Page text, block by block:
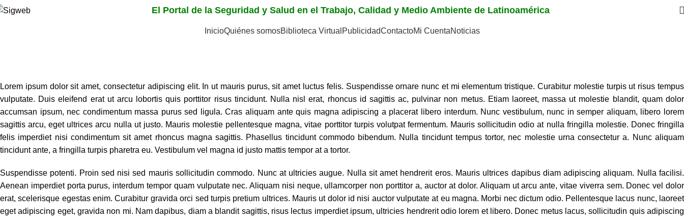
El Portal de la Seguridad y Salud en el Trabajo, Calidad y Medio Ambiente de Latinoamérica
InicioQuiénes somosBiblioteca Virtual PublicidadContactoMi CuentaNoticias
Lorem ipsum dolor sit amet, consectetur adipiscing elit. In ut mauris purus, sit amet luctus felis. Suspendisse ornare nunc et mi elementum tristique. Curabitur molestie turpis ut risus tempus
vulputate. Duis eleifend erat ut arcu lobortis quis porttitor risus tincidunt. Nulla nisl erat, rhoncus id sagittis ac, pulvinar non metus. Etiam laoreet, massa ut molestie blandit, quam dolor
accumsan ipsum, nec condimentum massa purus sed ligula. Cras aliquam ante quis magna adipiscing a placerat libero interdum. Nunc vestibulum, nunc in semper aliquam, libero lorem
sagittis arcu, eget ultrices arcu nulla ut justo. Mauris molestie pellentesque magna, vitae porttitor turpis volutpat fermentum. Mauris sollicitudin odio at nulla fringilla molestie. Donec fringilla
felis imperdiet nisi condimentum sit amet rhoncus magna sagittis. Phasellus tincidunt commodo bibendum. Nulla tincidunt tempus tortor, nec molestie urna consectetur a. Nunc aliquam
tincidunt ante, a fringilla turpis pharetra eu. Vestibulum vel magna id justo mattis tempor at a tortor.
Suspendisse potenti. Proin sed nisi sed mauris sollicitudin commodo. Nunc at ultricies augue. Nulla sit amet hendrerit eros. Mauris ultrices dapibus diam adipiscing aliquam. Nulla facilisi.
Aenean imperdiet porta purus, interdum tempor quam vulputate nec. Aliquam nisi neque, ullamcorper non porttitor a, auctor at dolor. Aliquam ut arcu ante, vitae viverra sem. Donec vel dolor
erat, scelerisque egestas enim. Curabitur gravida orci sed turpis pretium ultrices. Mauris ut dolor id nisi auctor vulputate at eu magna. Morbi nec dictum odio. Pellentesque lacus nunc, laoreet
eget adipiscing eget, gravida non mi. Nam dapibus, diam a blandit sagittis, risus lectus imperdiet ipsum, ultricies hendrerit odio lorem et libero. Donec metus lacus, sollicitudin quis adipiscing